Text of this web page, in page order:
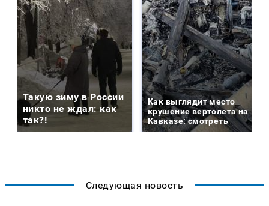
Такую зиму в России
никто не ждал: как
так?!
Как выглядит место
крушение вертолета на
Кавказе: смотреть
Следующая новость